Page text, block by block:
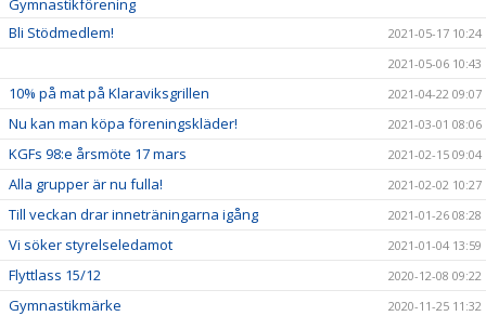
Gymnastikförening
Bli Stödmedlem!
2021-05-17 10:24
2021-05-06 10:43
10% på mat på Klaraviksgrillen 2021-04-22 09:07
Nu kan man köpa föreningskläder! 2021-03-01 08:06
KGFs 98:e årsmöte 17 mars 2021-02-15 09:04
Alla grupper är nu fulla! 2021-02-02 10:27
Till veckan drar inneträningarna igång 2021-01-26 08:28
Vi söker styrelseledamot 2021-01-04 13:59
Flyttlass 15/12 2020-12-08 09:22
Gymnastikmärke 2020-11-25 11:32